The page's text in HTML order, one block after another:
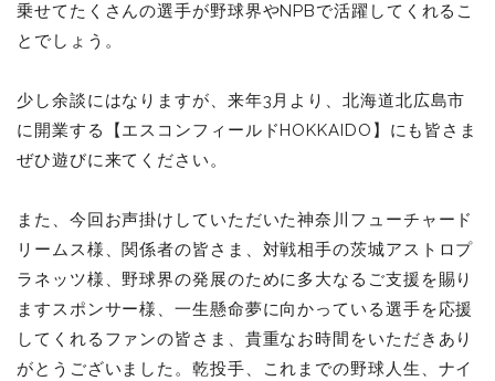
乗せてたくさんの選手が野球界やNPBで活躍してくれるこ
とでしょう。
少し余談にはなりますが、来年3月より、北海道北広島市
に開業する【エスコンフィールドHOKKAIDO】にも皆さま
ぜひ遊びに来てください。
また、今回お声掛けしていただいた神奈川フューチャード
リームス様、関係者の皆さま、対戦相手の茨城アストロプ
ラネッツ様、野球界の発展のために多大なるご支援を賜り
ますスポンサー様、一生懸命夢に向かっている選手を応援
してくれるファンの皆さま、貴重なお時間をいただきあり
がとうございました。乾投手、これまでの野球人生、ナイ